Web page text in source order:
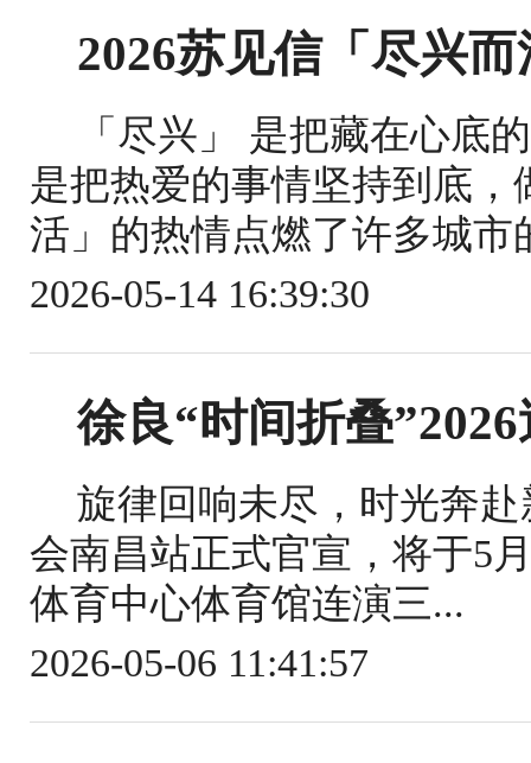
2026苏见信「尽兴
「尽兴」 是把藏在心底
是把热爱的事情坚持到底，
活」的热情点燃了许多城市
2026-05-14 16:39:30
徐良“时间折叠
旋律回响未尽，时光奔
会南昌站正式官宣，将于5
体育中心体育馆连演三...
2026-05-06 11:41:57